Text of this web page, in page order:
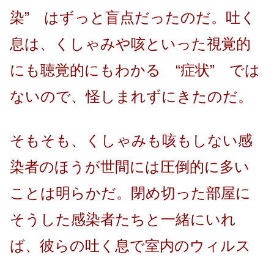
染” はずっと盲点だったのだ。吐く
息は、くしゃみや咳といった視覚的
にも聴覚的にもわかる “症状” では
ないので、怪しまれずにきたのだ。
そもそも、くしゃみも咳もしない感
染者のほうが世間には圧倒的に多い
ことは明らかだ。閉め切った部屋に
そうした感染者たちと一緒にいれ
ば、彼らの吐く息で室内のウィルス